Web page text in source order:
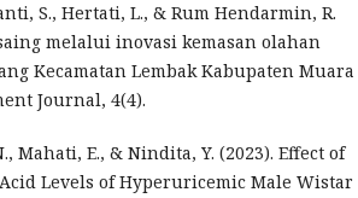
S., Hertati, L., & Rum Hendarmin, R.
melalui inovasi kemasan olahan
Kecamatan Lembak Kabupaten Muara
Journal, 4(4).
Mahati, E., & Nindita, Y. (2023). Effect of
Levels of Hyperuricemic Male Wistar